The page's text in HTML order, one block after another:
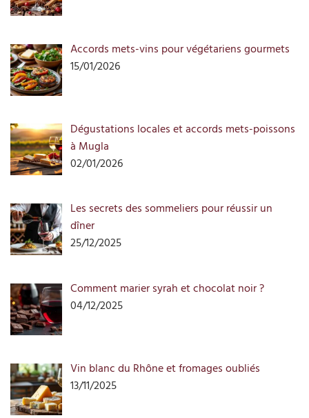
Accords mets-vins pour végétariens gourmets
15/01/2026
Dégustations locales et accords mets-poissons
à Mugla
02/01/2026
Les secrets des sommeliers pour réussir un
dîner
25/12/2025
Comment marier syrah et chocolat noir ?
04/12/2025
Vin blanc du Rhône et fromages oubliés
13/11/2025